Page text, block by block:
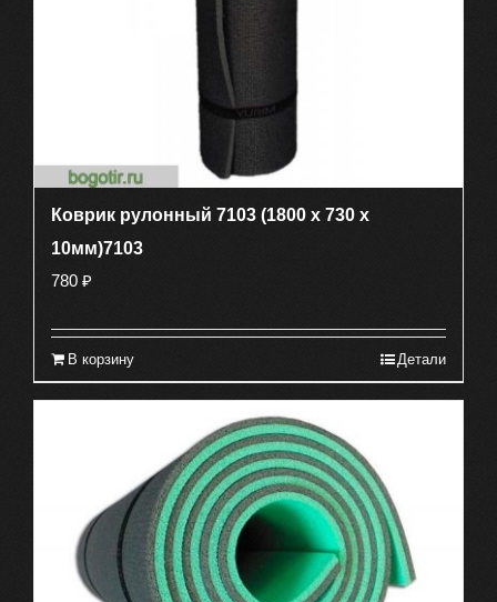
Коврик рулонный 7103 (1800 х 730 х
10мм)7103
780 ₽
В корзину Детали